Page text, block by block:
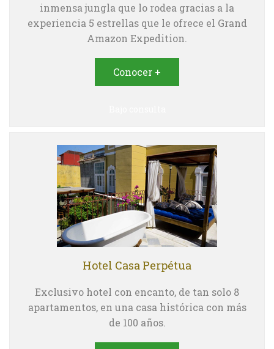
inmensa jungla que lo rodea gracias a la
experiencia 5 estrellas que le ofrece el Grand
Amazon Expedition.
Conocer +
Hotel Casa Perpétua
Exclusivo hotel con encanto, de tan solo 8
apartamentos, en una casa histórica con más
de 100 años.